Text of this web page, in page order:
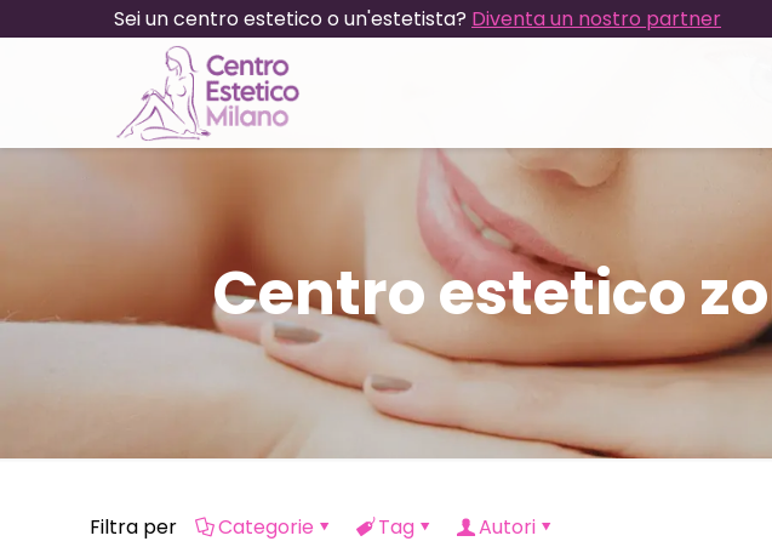
Sei un centro estetico o un'estetista? Diventa un nostro partner
Centro estetico
Filtra per Categorie Tag Autori